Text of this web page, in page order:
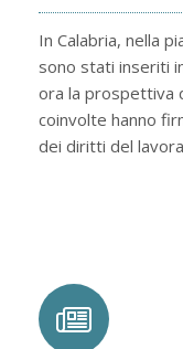
In Calabria, nella
sono stati inseriti
ora la prospettiva
coinvolte hanno
dei diritti del